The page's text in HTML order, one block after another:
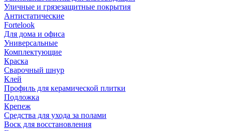
Уличные и грязезащитные покрытия
Антистатические
Fortelook
Для дома и офиса
Универсальные
Комплектующие
Краска
Сварочный шнур
Клей
Профиль для керамической плитки
Подложка
Крепеж
Средства для ухода за полами
Воск для восстановления